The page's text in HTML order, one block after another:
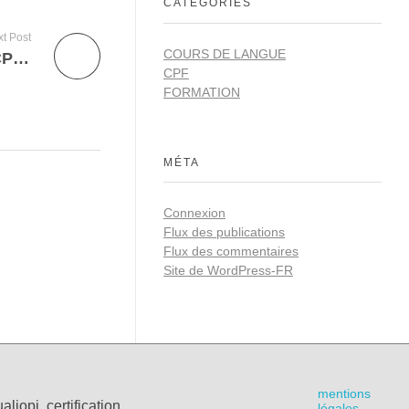
Post
6 mois de plus pour doper votre compte CPF et votre anglais !
CATÉGORIES
COURS DE LANGUE
CPF
FORMATION
MÉTA
Connexion
Flux des publications
Flux des commentaires
Site de WordPress-FR
mentions